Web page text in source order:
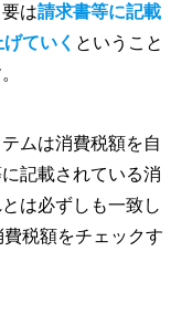
は請求書等に記載
ていく ということ
ムは消費税額を⾃
記載されている消
は必ずしも⼀致し
税額をチェックす